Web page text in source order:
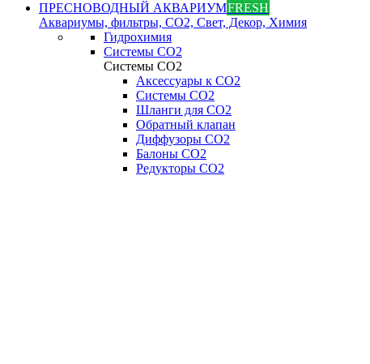
ПРЕСНОВОДНЫЙ АКВАРИУМFRESH
Аквариумы, фильтры, СО2, Свет, Декор, Химия
Гидрохимия
Системы СО2
Системы СО2
Аксессуары к СО2
Системы СО2
Шланги для CO2
Обратный клапан
Диффузоры СO2
Балоны CO2
Редукторы CO2